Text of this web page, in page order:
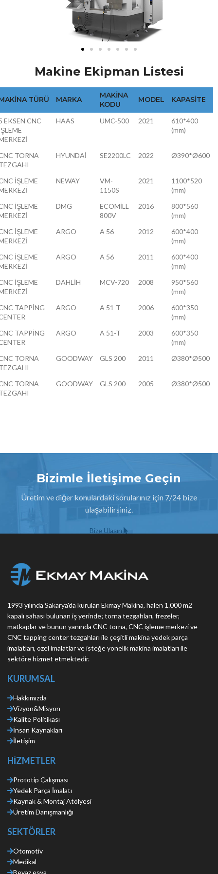
Makine Ekipman Listesi
TÜRÜ MARKA
MAKİNA
KODU
MODEL KAPASİTE
EKSEN CNC
HAAS UMC-500 2021
610*400
(mm)
TORNA
HYUNDAİ SE2200LC 2022 Ø390*Ø600
İŞLEME
NEWAY
VM-
1150S
2021
1100*520
(mm)
İŞLEME
DMG
ECOMİLL
800V
2016
800*560
(mm)
İŞLEME
ARGO A 56 2012
600*400
(mm)
İŞLEME
ARGO A 56 2011
600*400
(mm)
İŞLEME
DAHLİH MCV-720 2008
950*560
(mm)
TAPPİNG
ARGO A 51-T 2006
600*350
(mm)
TAPPİNG
ARGO A 51-T 2003
600*350
(mm)
TORNA
GOODWAY GLS 200 2011 Ø380*Ø500
TORNA
GOODWAY GLS 200 2005 Ø380*Ø500
Bizimle İletişime Geçin
Üretim ve diğer konulardaki sorularınız için 7/24 bize
ulaşabilirsiniz.
Bize Ulaşın
1993 yılında Sakarya'da kurulan Ekmay Makina, halen 1.000 m2
kapalı sahası bulunan iş yerinde; torna tezgahları, frezeler,
matkaplar ve bunun yanında CNC torna, CNC işleme merkezi ve
CNC tapping center tezgahları ile çeşitli makina yedek parça
imalatları, özel imalatlar ve isteğe yönelik makina imalatları ile
sektöre hizmet etmektedir.
KURUMSAL
Hakkımızda
Vizyon&Misyon
Kalite Politikası
İnsan Kaynakları
İletişim
HİZMETLER
Prototip Çalışması
Yedek Parça İmalatı
Kaynak & Montaj Atölyesi
Üretim Danışmanlığı
SEKTÖRLER
Otomotiv
Medikal
Beyaz eşya